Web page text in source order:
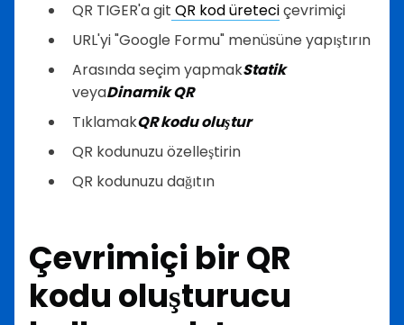
QR TIGER'a git QR kod üreteciçevrimiçi
URL'yi "Google Formu" menüsüne yapıştırın
Arasında seçim yapmakStatik
veyaDinamik QR
TıklamakQR kodu oluştur
QR kodunuzu özelleştirin
QR kodunuzu dağıtın
Çevrimiçi bir QR
kodu oluşturucu